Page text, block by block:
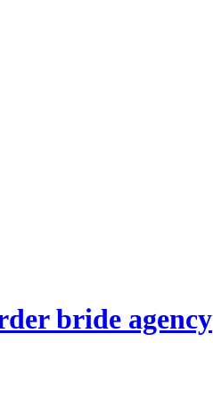
bride agency